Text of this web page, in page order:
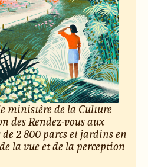
ministère de la Culture
des Rendez-vous aux
2 800 parcs et jardins en
la vue et de la perception